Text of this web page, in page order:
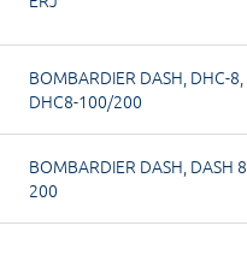
BOMBARDIER DASH, DHC-8,
DHC8-100/200
BOMBARDIER DASH, DASH 8
200